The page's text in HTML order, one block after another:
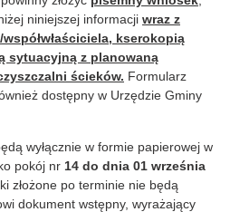
niniejszej informacji wraz z
kserokopią
sytuacyjną z planowaną
ścieków. Formularz
dostępny w Urzędzie Gminy
wyłącznie w formie papierowej w
pokój nr 14 do dnia 01 września
złożone po terminie nie będą
dokument wstępny, wyrażający